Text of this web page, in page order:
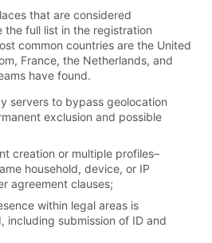
that are considered
the full list in the registration
common countries are the United
France, the Netherlands, and
have found.
servers to bypass geolocation
exclusion and possible
creation or multiple profiles–
household, device, or IP
agreement clauses;
within legal areas is
including submission of ID and